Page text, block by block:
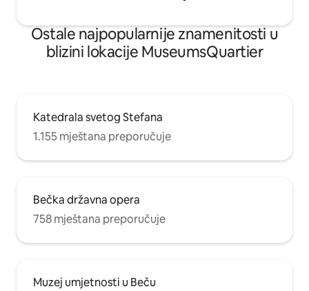
Beča. U blizini se nalaze muzeji, istorijske
zgrade, kafići, barovi i mnoštvo
prodavnica. Prošetajte do centra grada
za 20 minuta. Tramvaj broj 49 je u istoj
ulici Mariahilferstrasse.
Ostale najpopularnije znamenitosti u
blizini lokacije MuseumsQuartier
Katedrala svetog Stefana
1.155 mještana preporučuje
Bečka državna opera
758 mještana preporučuje
Muzej umjetnosti u Beču